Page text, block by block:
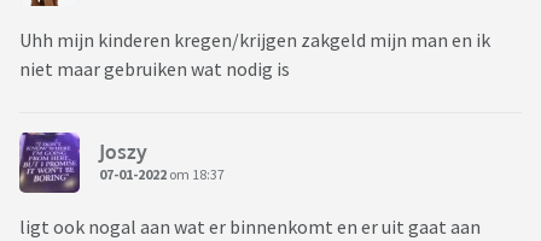
Uhh mijn kinderen kregen/krijgen zakgeld mijn man en ik
niet maar gebruiken wat nodig is
Joszy
07-01-2022 om 18:37
ligt ook nogal aan wat er binnenkomt en er uit gaat aan